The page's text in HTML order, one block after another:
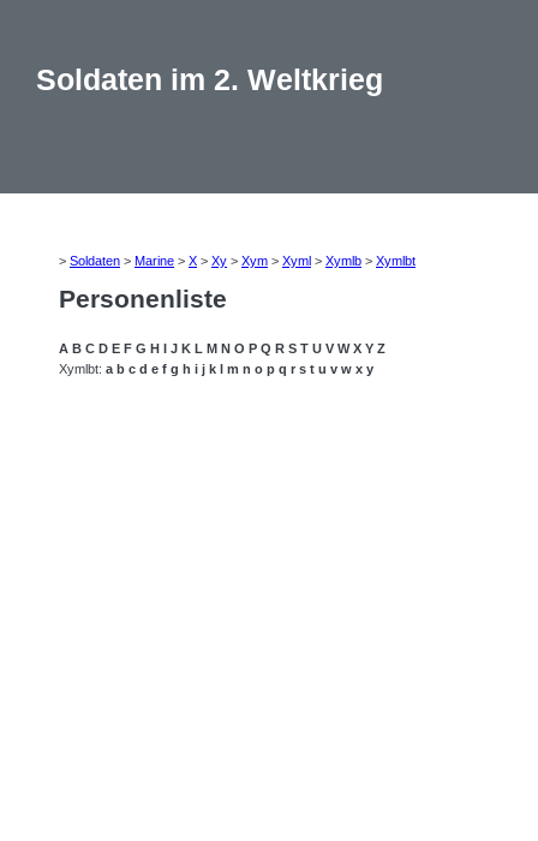
Soldaten im 2. Weltkrieg
> Soldaten > Marine > X > Xy > Xym > Xyml > Xymlb > Xymlbt
Personenliste
A B C D E F G H I J K L M N O P Q R S T U V W X Y Z
Xymlbt: a b c d e f g h i j k l m n o p q r s t u v w x y